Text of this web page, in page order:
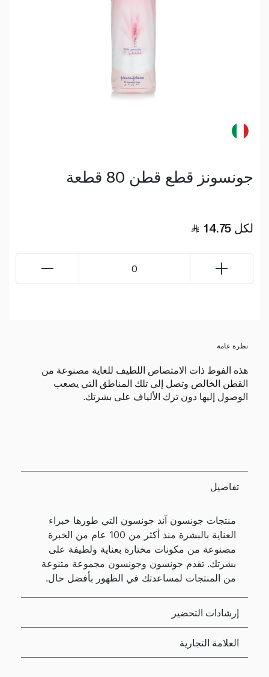
جونسونز قطع قطن 80 قطعة
14.75 لكل
0
نظرة عامة
هذه الفوط ذات الامتصاص اللطيف للغاية مصنوعة من
القطن الخالص وتصل إلى تلك المناطق التي يصعب
الوصول إليها دون ترك الألياف على بشرتك.
تفاصيل
منتجات جونسون آند جونسون التي طورها خبراء
العناية بالبشرة منذ أكثر من 100 عام من الخبرة
مصنوعة من مكونات مختارة بعناية ولطيفة على
بشرتك. تقدم جونسون وجونسون مجموعة متنوعة
من المنتجات لمساعدتك في الظهور بأفضل حال.
إرشادات التحضير
العلامة التجارية